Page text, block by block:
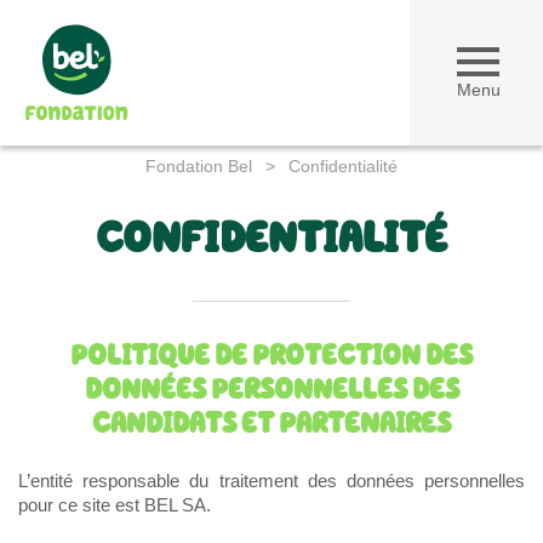
Menu
Fondation Bel > Confidentialité
CONFIDENTIALITÉ
POLITIQUE DE PROTECTION DES
DONNÉES PERSONNELLES DES
CANDIDATS ET PARTENAIRES
L’entité responsable du traitement des données personnelles
pour ce site est BEL SA.